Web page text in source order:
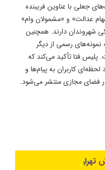
جعلی با عناوین فریبنده
عدالت» و «مشمولان وام»
شهروندان دارند. همچنین
رسمی از دیگر
پلیس فتا تأکید می‌کند که
کاربران به پیام‌ها و
فضای مجازی منتشر می‌شود.
تهران